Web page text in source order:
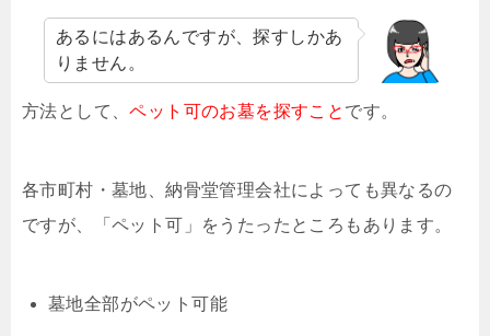
あるにはあるんですが、探すしかあ
りません。
方法として、ペット可のお墓を探すこと です。
各市町村・墓地、納骨堂管理会社によっても異なるの
ですが、「ペット可」をうたったところもあります。
墓地全部がペット可能